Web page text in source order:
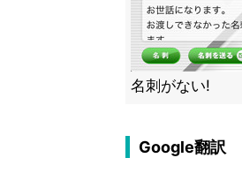
名刺がない!
Google翻訳